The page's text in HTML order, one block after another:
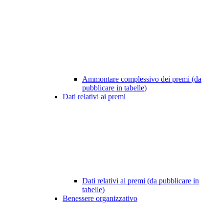
Ammontare complessivo dei premi (da
pubblicare in tabelle)
Dati relativi ai premi
Dati relativi ai premi (da pubblicare in
tabelle)
Benessere organizzativo